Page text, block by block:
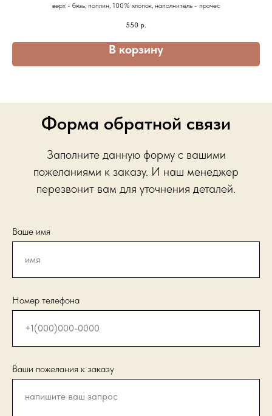
верх - бязь, поплин, 100% хлопок, наполнитель - прочес
550 р.
В корзину
Форма обратной связи
Заполните данную форму с вашими
пожеланиями к заказу. И наш менеджер
перезвонит вам для уточнения деталей.
Ваше имя
Номер телефона
Ваши пожелания к заказу